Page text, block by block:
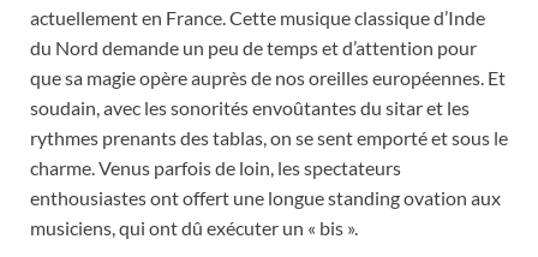
actuellement en France. Cette musique classique d’Inde
du Nord demande un peu de temps et d’attention pour
que sa magie opère auprès de nos oreilles européennes. Et
soudain, avec les sonorités envoûtantes du sitar et les
rythmes prenants des tablas, on se sent emporté et sous le
charme. Venus parfois de loin, les spectateurs
enthousiastes ont offert une longue standing ovation aux
musiciens, qui ont dû exécuter un « bis ».